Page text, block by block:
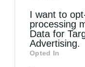
disclose it to
I want to
processing
Data for
Advertising.
Opted In
Η υπεροχή της